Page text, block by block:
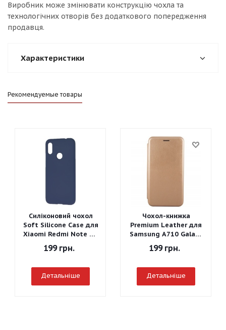
Виробник може змінювати конструкцію чохла та
технологічних отворів без додаткового попередження
продавця.
Характеристики
Рекомендуемые товары
Силіконовий чохол
Soft Silicone Case для
Xiaomi Redmi Note 7 -
Graphite Gray
199грн.
Детальніше
Чохол-книжка
Premium Leather для
Samsung A710 Galaxy
A7 2016 (Золотий)
199грн.
Детальніше